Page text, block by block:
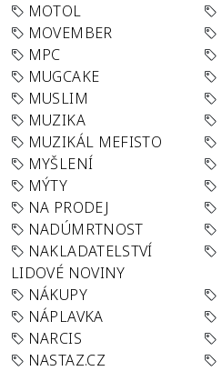
MOTOL
MOVEMBER
MPC
MUGCAKE
MUSLIM
MUZIKA
MUZIKÁL MEFISTO
MYŠLENÍ
MÝTY
NA PRODEJ
NADÚMRTNOST
NAKLADATELSTVÍ
LIDOVÉ NOVINY
NÁKUPY
NÁPLAVKA
NARCIS
NASTAZ.CZ